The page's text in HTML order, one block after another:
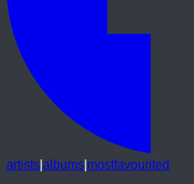
artists albums mostfavourited